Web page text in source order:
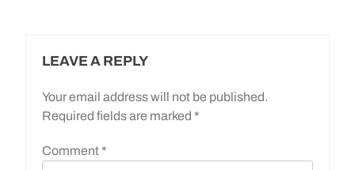
LEAVE A REPLY
Your email address will not be published.
Required fields are marked *
Comment *